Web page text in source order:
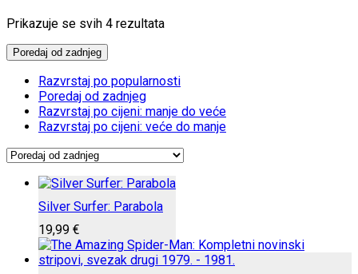
Prikazuje se svih 4 rezultataPoredano
Poredaj od zadnjeg
Razvrstaj po popularnosti
Poredaj od zadnjeg
Razvrstaj po cijeni: manje do veće
Razvrstaj po cijeni: veće do manje
Silver Surfer: Parabola
19,99 €